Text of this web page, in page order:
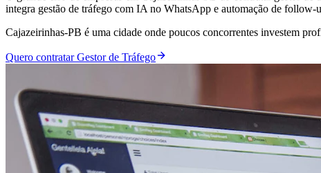
integra gestão de tráfego com IA no WhatsApp e automação de
Cajazeirinhas-PB é uma cidade onde poucos concorrentes investem
Quero contratar Gestor de Tráfego